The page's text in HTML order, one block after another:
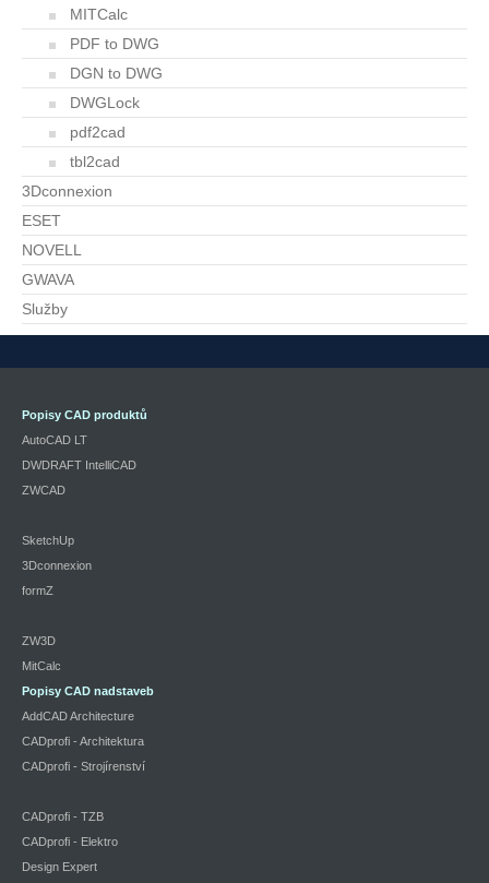
MITCalc
PDF to DWG
DGN to DWG
DWGLock
pdf2cad
tbl2cad
3Dconnexion
ESET
NOVELL
GWAVA
Služby
Popisy CAD produktů
AutoCAD LT
DWDRAFT IntelliCAD
ZWCAD
SketchUp
3Dconnexion
formZ
ZW3D
MitCalc
Popisy CAD nadstaveb
AddCAD Architecture
CADprofi - Architektura
CADprofi - Strojírenství
CADprofi - TZB
CADprofi - Elektro
Design Expert